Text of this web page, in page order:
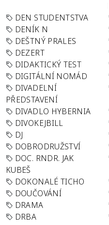
DEN STUDENTSTVA
DENÍK N
DEŠTNÝ PRALES
DEZERT
DIDAKTICKÝ TEST
DIGITÁLNÍ NOMÁD
DIVADELNÍ
PŘEDSTAVENÍ
DIVADLO HYBERNIA
DIVOKEJBILL
DJ
DOBRODRUŽSTVÍ
DOC. RNDR. JAK
KUBEŠ
DOKONALÉ TICHO
DOUČOVÁNÍ
DRAMA
DRBA